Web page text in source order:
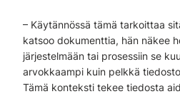
– Käytännössä tämä tarkoittaa
katsoo dokumenttia, hän näkee
järjestelmään tai prosessiin se
arvokkaampi kuin pelkkä
Tämä konteksti tekee tiedosta